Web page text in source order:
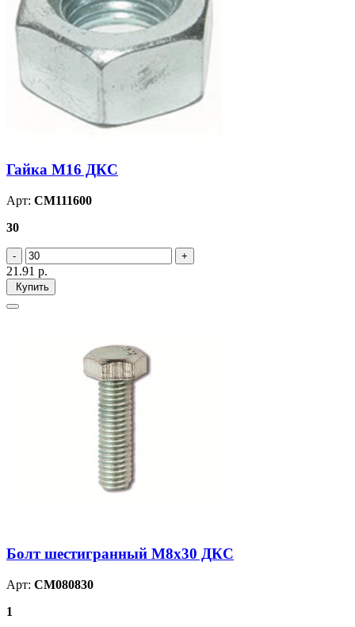
Гайка М16 ДКС
Арт: CM111600
30
21.91 р.
Купить
Болт шестигранный М8х30 ДКС
Арт: CM080830
1